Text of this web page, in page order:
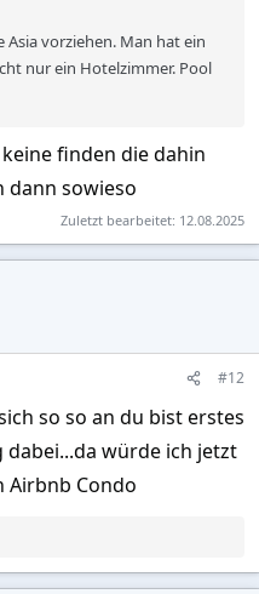
Asia vorziehen. Man hat ein
nur ein Hotelzimmer. Pool
finden die dahin
dann sowieso
Zuletzt bearbeitet: 12.08.2025
#12
so so an du bist erstes
dabei...da würde ich jetzt
Airbnb Condo